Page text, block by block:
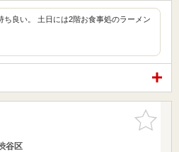
ち良い。 土日には2階お食事処のラーメン
お気に入
りに追加
谷区